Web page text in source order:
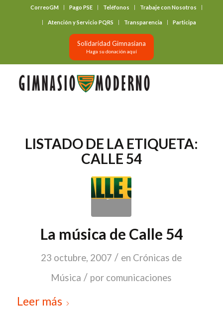
CorreoGM Pago PSE Teléfonos Trabaje con Nosotros
Atención y Servicio PQRS Transparencia Participa
Solidaridad Gimnasiana
Haga su donación aquí
LISTADO DE LA ETIQUETA:
CALLE 54
La música de Calle 54
23 octubre, 2007 / en Crónicas de
Música / por comunicaciones
Leer más